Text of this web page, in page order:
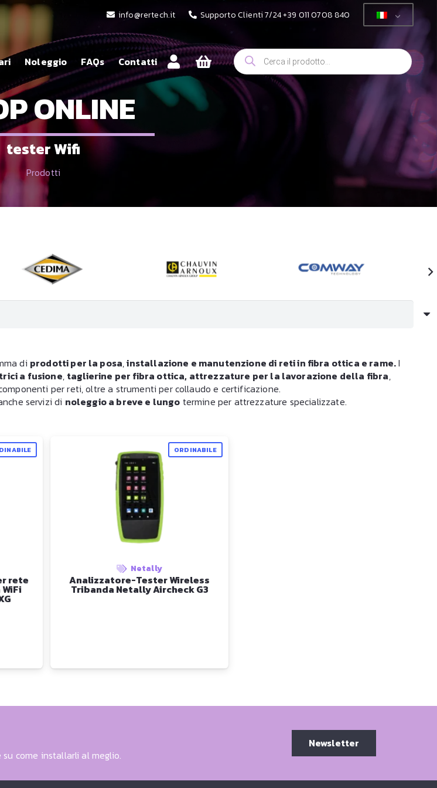
info@rertech.it Supporto Clienti 7/24 +39 011 0708 840
Noleggio FAQs Contatti Ricerca
prodotti
ONLINE
tester Wifi
Prodotti
di prodotti per la posa,installazione e manutenzione di reti in fibra ottica e rame.I
a fusione, taglierine per fibra ottica, attrezzature per la lavorazione della fibra,
per reti, oltre a strumenti per collaudo e certificazione.
servizi di noleggio a breve e lungo termine per attrezzature specializzate.
rete
ORDINABILE
Netally
Analizzatore-Tester Wireless
Tribanda Netally Aircheck G3
come installarli al meglio.
Newsletter